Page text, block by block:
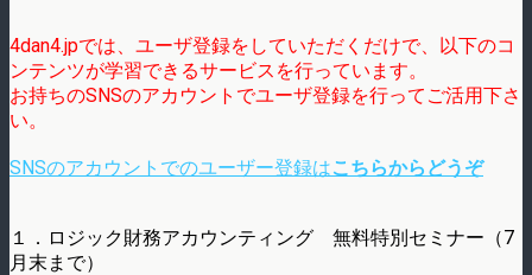
4dan4.jpでは、ユーザ登録をしていただくだけで、以下のコ
ンテンツが学習できるサービスを行っています。
お持ちのSNSのアカウントでユーザ登録を行ってご活用下さ
い。
SNSのアカウントでのユーザー登録はこちらからどうぞ
１．ロジック財務アカウンティング 無料特別セミナー（7
月末まで）